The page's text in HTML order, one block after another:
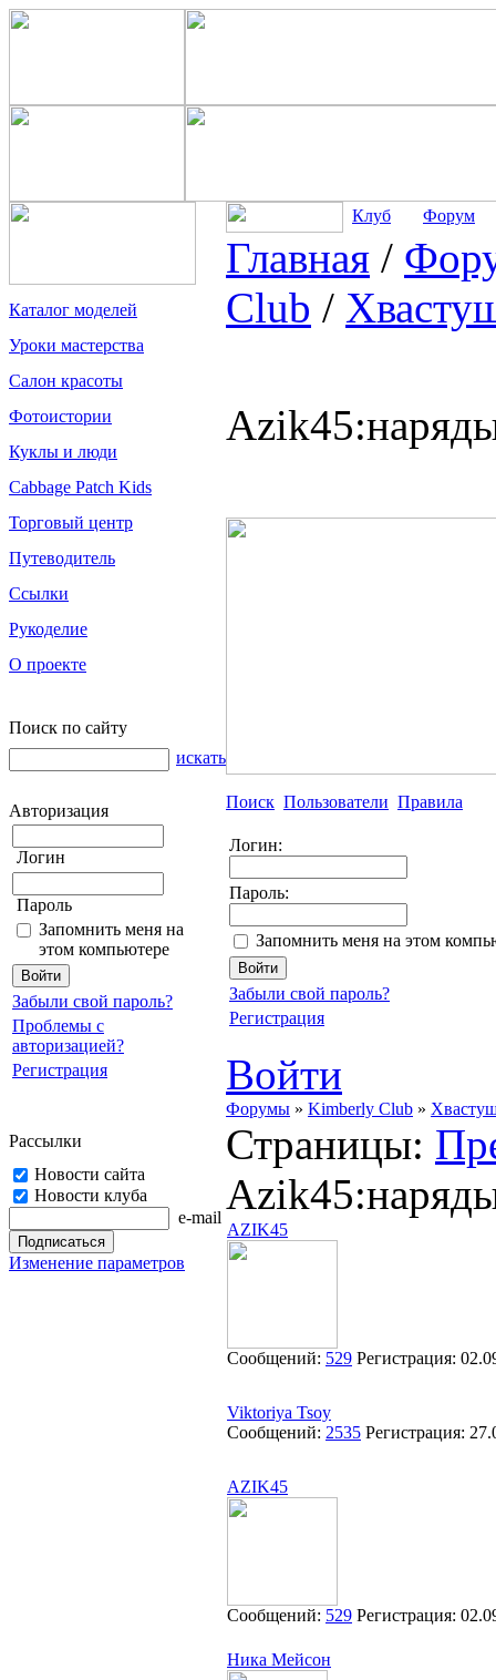
Каталог моделей
Уроки мастерства
Салон красоты
Фотоистории
Куклы и люди
Cabbage Patch Kids
Торговый центр
Путеводитель
Ссылки
Рукоделие
О проекте
Поиск по сайту
искать
Авторизация
Логин
Пароль
Запомнить меня на
этом компьютере
Забыли свой пароль?
Проблемы с
авторизацией?
Регистрация
Рассылки
Новости сайта
Новости клуба
e-mail
Изменение параметров
Клуб Форум
Главная /
Club /
Поиск Пользователи Правила
Логин:
Пароль:
Запомнить меня на этом
Забыли свой пароль?
Регистрация
Войти
Форумы » Kimberly Club »
Страницы:
AZIK45
Сообщений: 529 Регистрация:
Viktoriya Tsoy
Сообщений: 2535 Регистрация:
AZIK45
Сообщений: 529 Регистрация:
Ника Мейсон